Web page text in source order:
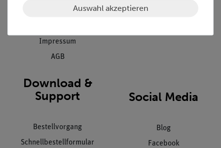
Hinweisgeberschutz
Impressum
AGB
Kundendienst
Download &
Support
Bestellvorgang
Schnellbestellformular
Social Media
Blog
Facebook
Auswahl akzeptieren